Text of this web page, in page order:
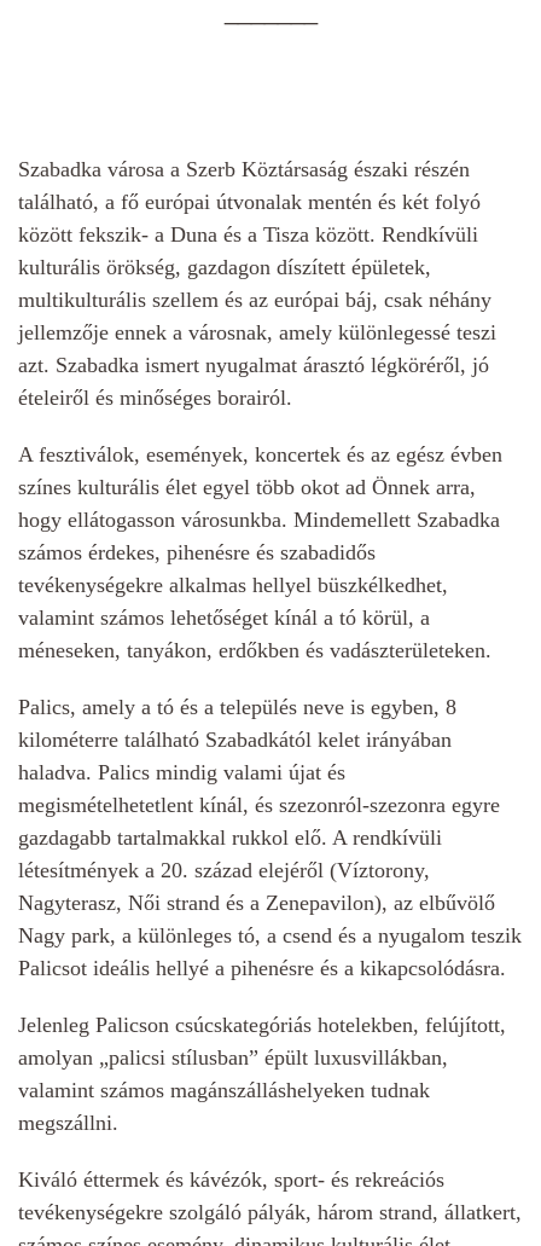
Szabadka városa a Szerb Köztársaság északi részén
található, a fő európai útvonalak mentén és két folyó
között fekszik- a Duna és a Tisza között. Rendkívüli
kulturális örökség, gazdagon díszített épületek,
multikulturális szellem és az európai báj, csak néhány
jellemzője ennek a városnak, amely különlegessé teszi
azt. Szabadka ismert nyugalmat árasztó légköréről, jó
ételeiről és minőséges borairól.
A fesztiválok, események, koncertek és az egész évben
színes kulturális élet egyel több okot ad Önnek arra,
hogy ellátogasson városunkba. Mindemellett Szabadka
számos érdekes, pihenésre és szabadidős
tevékenységekre alkalmas hellyel büszkélkedhet,
valamint számos lehetőséget kínál a tó körül, a
méneseken, tanyákon, erdőkben és vadászterületeken.
Palics, amely a tó és a település neve is egyben, 8
kilométerre található Szabadkától kelet irányában
haladva. Palics mindig valami újat és
megismételhetetlent kínál, és szezonról-szezonra egyre
gazdagabb tartalmakkal rukkol elő. A rendkívüli
létesítmények a 20. század elejéről (Víztorony,
Nagyterasz, Női strand és a Zenepavilon), az elbűvölő
Nagy park, a különleges tó, a csend és a nyugalom teszik
Palicsot ideális hellyé a pihenésre és a kikapcsolódásra.
Jelenleg Palicson csúcskategóriás hotelekben, felújított,
amolyan „palicsi stílusban” épült luxusvillákban,
valamint számos magánszálláshelyeken tudnak
megszállni.
Kiváló éttermek és kávézók, sport- és rekreációs
tevékenységekre szolgáló pályák, három strand, állatkert,